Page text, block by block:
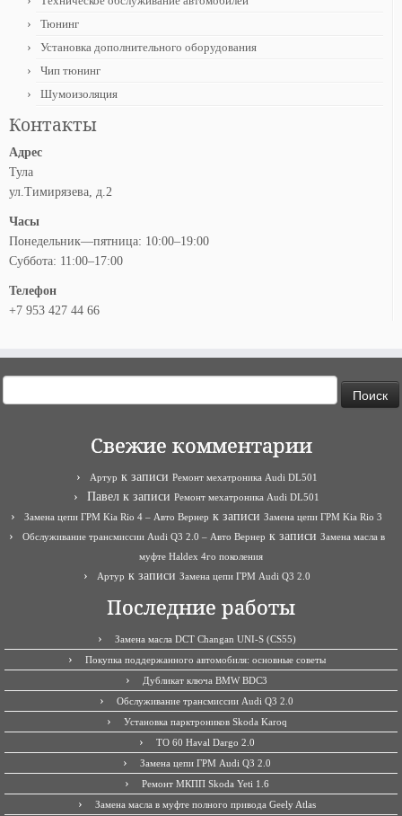
Тюнинг
Установка дополнительного оборудования
Чип тюнинг
Шумоизоляция
Контакты
Адрес
Тула
ул.Тимирязева, д.2
Часы
Понедельник—пятница: 10:00–19:00
Суббота: 11:00–17:00
Телефон
+7 953 427 44 66
Свежие комментарии
Артур к записи Ремонт мехатроника Audi DL501
Павел к записи Ремонт мехатроника Audi DL501
Замена цепи ГРМ Kia Rio 4 – Авто Вернер к записи Замена цепи ГРМ Kia Rio 3
Обслуживание трансмиссии Audi Q3 2.0 – Авто Вернер к записи Замена масла в
муфте Haldex 4го поколения
Артур к записи Замена цепи ГРМ Audi Q3 2.0
Последние работы
Замена масла DCT Changan UNI-S (CS55)
Покупка поддержанного автомобиля: основные советы
Дубликат ключа BMW BDC3
Обслуживание трансмиссии Audi Q3 2.0
Установка парктроников Skoda Karoq
ТО 60 Haval Dargo 2.0
Замена цепи ГРМ Audi Q3 2.0
Ремонт МКПП Skoda Yeti 1.6
Замена масла в муфте полного привода Geely Atlas